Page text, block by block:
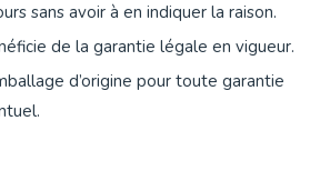
sans avoir à en indiquer la raison.
de la garantie légale en vigueur.
d’origine pour toute garantie